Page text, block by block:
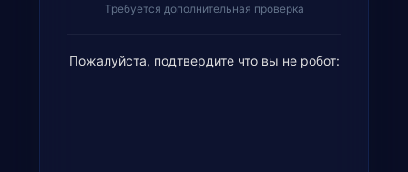
Требуется дополнительная проверка
Пожалуйста, подтвердите что вы не робот: